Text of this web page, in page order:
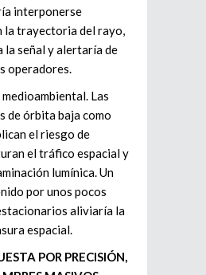
interponerse
la trayectoria del rayo,
la señal y alertaría de
operadores.
medioambiental. Las
de órbita baja como
el riesgo de
el tráfico espacial y
lumínica. Un
por unos pocos
aliviaría la
espacial.
POR PRECISIÓN,